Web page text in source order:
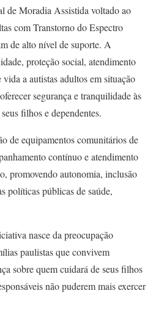
de Moradia Assistida voltado ao
com Transtorno do Espectro
de alto nível de suporte. A
proteção social, atendimento
a autistas adultos em situação
segurança e tranquilidade às
filhos e dependentes.
de equipamentos comunitários de
contínuo e atendimento
promovendo autonomia, inclusão
políticas públicas de saúde,
nasce da preocupação
paulistas que convivem
sobre quem cuidará de seus filhos
não puderem mais exercer